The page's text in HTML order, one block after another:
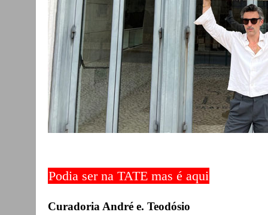
Podia ser na TATE mas é aqui
Curadoria André e. Teodósio